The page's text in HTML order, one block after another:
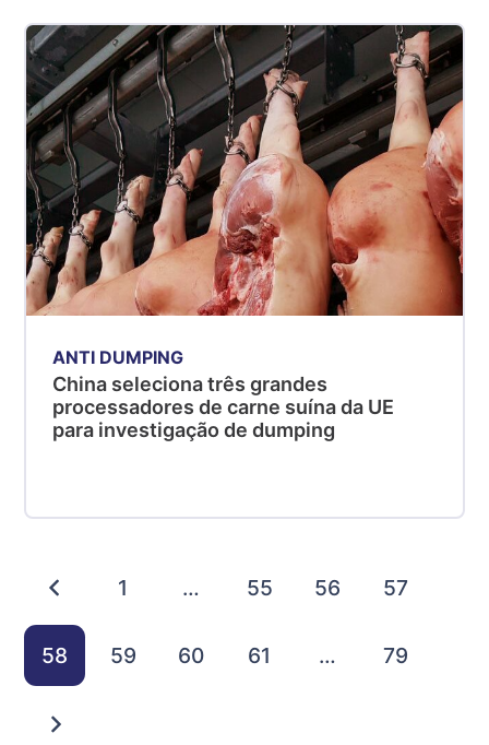
ANTI DUMPING
China seleciona três grandes
processadores de carne suína da UE
para investigação de dumping
1 … 55 56 57
58 59 60 61 … 79